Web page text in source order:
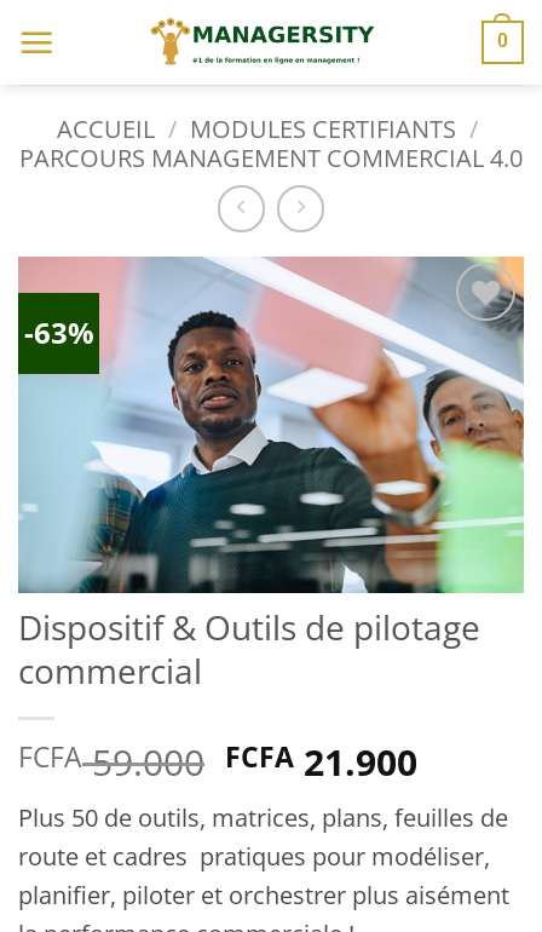
au
contenu
0
ACCUEIL / MODULES CERTIFIANTS /
PARCOURS MANAGEMENT COMMERCIAL 4.0
-63%
Ajouter
à la
liste
d’envies
Dispositif & Outils de pilotage
commercial
FCFA59.000 Le
prix
initial
était :
FCFA 59.000.
FCFA 21.900
prix
actuel
est :
FCFA
Plus 50 de outils, matrices, plans, feuilles de
route et cadres pratiques pour modéliser,
planifier, piloter et orchestrer plus aisément